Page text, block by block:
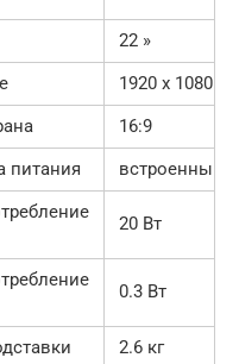
22 »
1920 x 1080
16:9
питания
встроенный
20 Вт
0.3 Вт
2.6 кг